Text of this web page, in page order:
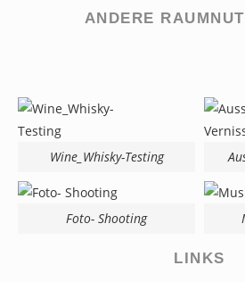
ANDERE
Wine_Whisky-Testing
Foto- Shooting
LINKS